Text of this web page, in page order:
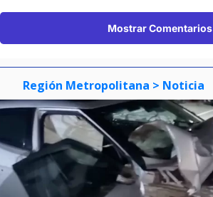
Mostrar Comentarios
Región Metropolitana > Noticia